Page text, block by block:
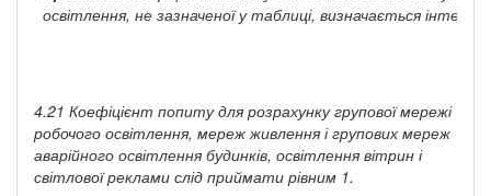
освітлення, не зазначеної у таблиці, визначається
4.21 Коефіцієнт попиту для розрахунку групової мережі
робочого освітлення, мереж живлення і групових мереж
аварійного освітлення будинків, освітлення вітрин і
світлової реклами слід приймати рівним 1.